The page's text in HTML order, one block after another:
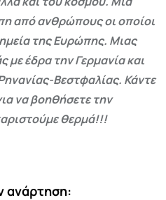
από ανθρώπους οι οποίοι
της Ευρώπης. Μιας
με έδρα την Γερμανία και
Βεστφαλίας. Κάντε
να βοηθήσετε την
θερμά!!!
ανάρτηση: